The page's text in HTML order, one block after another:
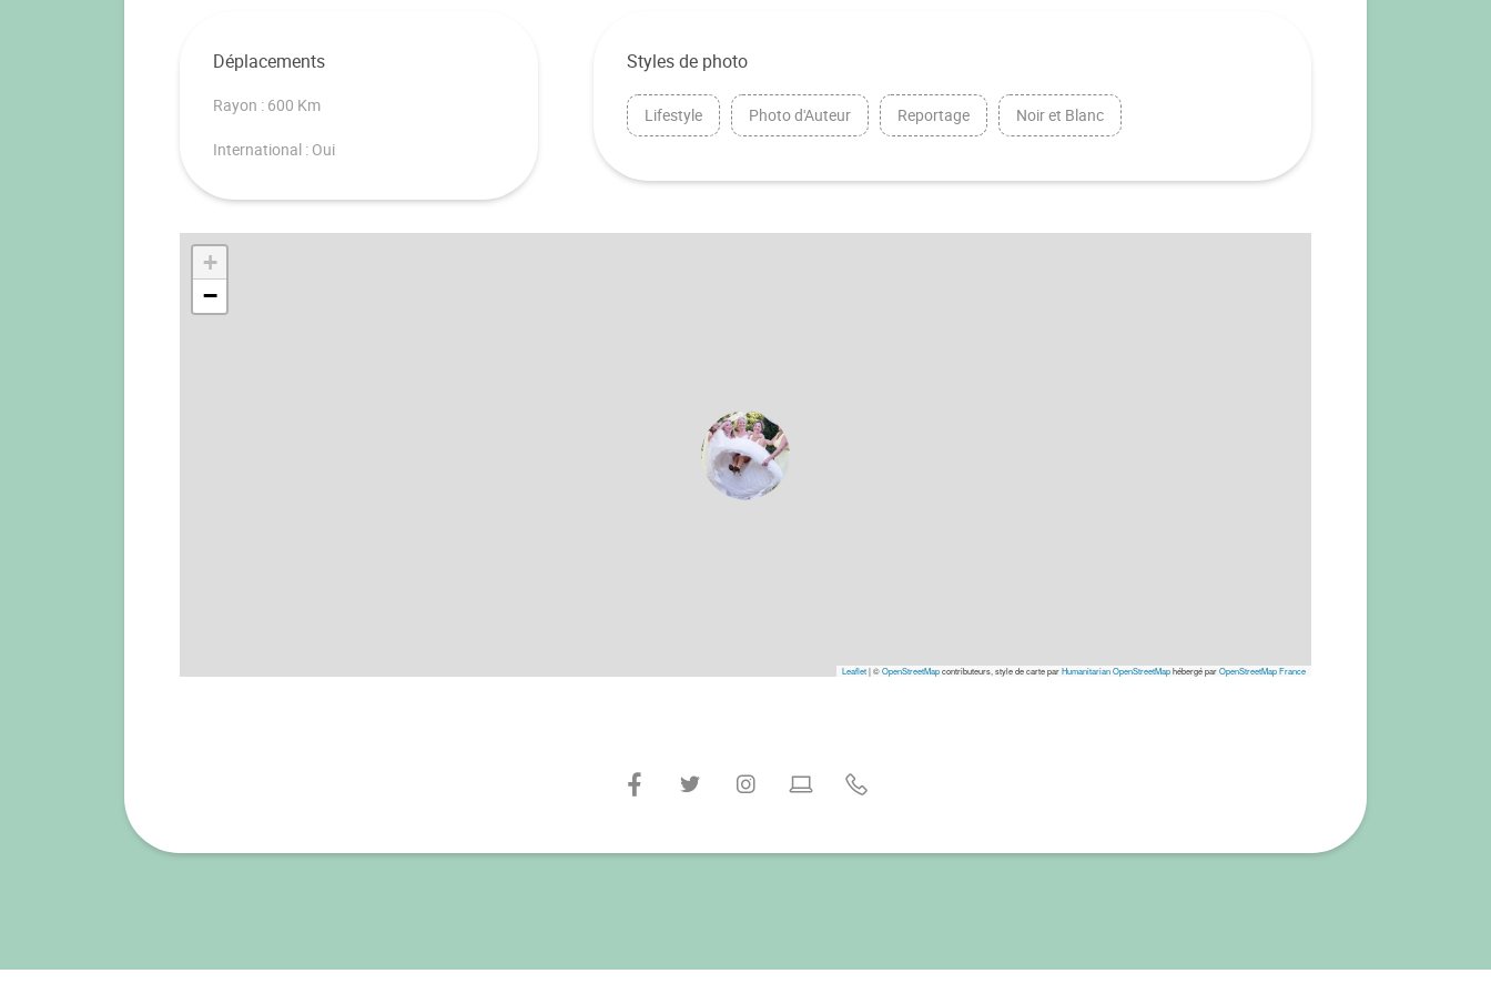
Déplacements
Rayon : 600 Km
International : Oui
Styles de photo
Lifestyle Photo d'Auteur Reportage Noir et Blanc
+
−
Leaflet|©OpenStreetMapcontributeurs, style de carte parHumanitarian OpenStreetMaphébergé parOpenStreetMap France